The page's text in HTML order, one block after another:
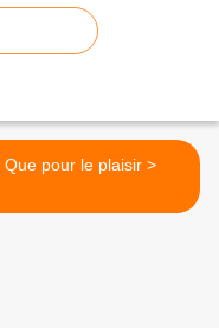
Que pour le plaisir >